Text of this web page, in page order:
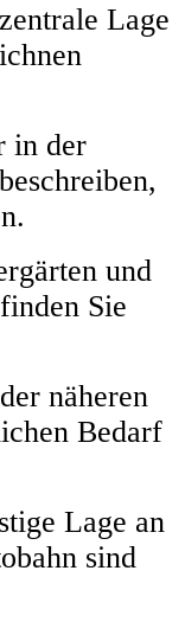
Lage
in der
und
Sie
näheren
Bedarf
Lage an
sind